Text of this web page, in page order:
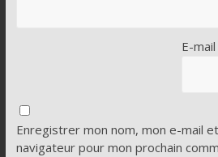
E-mail
Enregistrer mon nom, mon e-mail
navigateur pour mon prochain